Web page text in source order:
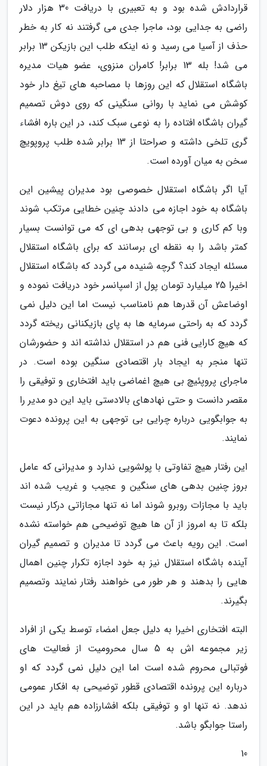
قراردادش شده بود و به تعبیری با دریافت 30 هزار دلار
راضی به جدایی بود، ماجرا جدی می گرفتند نه کار به خطر
حذف از آسیا می رسید و نه اینکه طلب این بازیکن 13 برابر
می شد! بله 13 برابر! کامران منزوی، عضو هیات مدیره
باشگاه استقلال که این روزها با مصاحبه های تیغ دار خود
کوشش می نماید با روانی سنگینی که روی دوش تصمیم
گیران باشگاه افتاده را به نوعی سبک کند، در این باره افشاء
گری تلخی داشته و صراحتا از 13 برابر شده طلب پروپویچ
سخن به میان آورده است.
آیا اگر باشگاه استقلال خصوصی بود مدیران پیشین این
باشگاه به خود اجازه می دادند چنین خطایی مرتکب شوند
وبا کم کاری و بی توجهی بدهی ای که می توانست بسیار
کمتر باشد را به نقطه ای برسانند که برای باشگاه استقلال
مسئله ایجاد کند؟ گرچه شنیده می گردد که باشگاه استقلال
اخیرا 25 میلیارد تومان پول از اسپانسر خود دریافت نموده و
اوضاعش آن قدرها هم نامناسب نیست اما این دلیل نمی
گردد که به راحتی سرمایه ها به پای بازیکنانی ریخته گردد
که هیچ کارایی فنی هم در استقلال نداشته اند و حضورشان
تنها منجر به ایجاد بار اقتصادی سنگین بوده است. در
ماجرای پروپئیچ بی هیچ اغماضی باید افتخاری و توفیقی را
مقصر دانست و حتی نهادهای بالادستی باید این دو مدیر را
به جوابگویی درباره چرایی بی توجهی به این پرونده دعوت
نمایند.
این رفتار هیچ تفاوتی با پولشویی ندارد و مدیرانی که عامل
بروز چنین بدهی های سنگین و عجیب و غریب شده اند
باید با مجازات روبرو شوند اما نه تنها مجازاتی درکار نیست
بلکه تا به امروز از آن ها هیچ توضیحی هم خواسته نشده
است. این رویه باعث می گردد تا مدیران و تصمیم گیران
آینده باشگاه استقلال نیز به خود اجازه تکرار چنین اهمال
هایی را بدهند و هر طور می خواهند رفتار نمایند وتصمیم
بگیرند.
البته افتخاری اخیرا به دلیل جعل امضاء توسط یکی از افراد
زیر مجموعه اش به 5 سال محرومیت از فعالیت های
فوتبالی محروم شده است اما این دلیل نمی گردد که او
درباره این پرونده اقتصادی قطور توضیحی به افکار عمومی
ندهد. نه تنها او و توفیقی بلکه افشارزاده هم باید در این
راستا جوابگو باشد.
10